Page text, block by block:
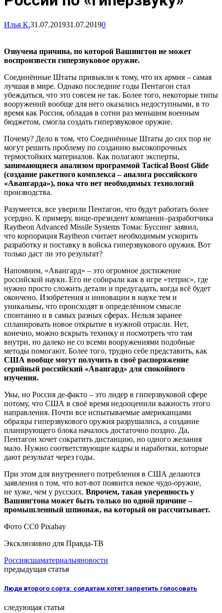
Илья К.31.07.201931.07.20190
Озвучена причина, по которой Вашингтон не может
воспроизвести гиперзвуковое оружие.
Соединённые Штаты привыкли к тому, что их армия – самая
лучшая в мире. Однако последние годы Пентагон стал
убеждаться, что это совсем не так. Более того, некоторые типы
вооружений вообще для него оказались недоступными, в то
время как Россия, обладая в сотни раз меньшим военным
бюджетом, смогла создать гиперзвуковое оружие.
Почему? Дело в том, что Соединённые Штаты до сих пор не
могут решить проблему по созданию высокопрочных
термостойких материалов. Как полагают эксперты,
занимающиеся анализом программой Tactical Boost Glide
(создание ракетного комплекса – аналога российского
«Авангарда»), пока что нет необходимых технологий
производства.
Разумеется, все уверили Пентагон, что будут работать более
усердно. К примеру, вице-президент компании–разработчика
Raytheon Advanced Missile Systems Томас Буссинг заявил,
что корпорация Raytheon считает необходимым ускорить
разработку и поставку в войска гиперзвукового оружия. Вот
только даст ли это результат?
Напомним, «Авангард» – это огромное достижение
российской науки. Его не собирали как в игре «тетрис», где
нужно просто сложить детали и предугадать, когда всё будет
окончено. Изобретения и инновации в науке тем и
уникальны, что происходят в определённом смысле
спонтанно и в самых разных сферах. Нельзя заранее
спланировать новое открытие в нужной отрасли. Нет,
конечно, можно вскрыть технику и посмотреть что там
внутри, но далеко не со всеми вооружениями подобные
методы помогают. Более того, трудно себе представить, как
США вообще могут получить в своё распоряжение
серийный российский «Авангард» для спокойного
изучения.
Увы, но Россия де-факто – это лидер в гиперзвуковой сфере
потому, что США в своё время недооценили важность этого
направления. Почти все испытываемые американцами
образцы гиперзвукового оружия разрушались, а создание
планирующего блока началось достаточно поздно. Да,
Пентагон хочет сократить дистанцию, но одного желания
мало. Нужно соответствующие кадры и наработки, которые
дают результат через годы.
При этом для внутреннего потребления в США делаются
заявления о том, что вот-вот появится некое чудо-оружие,
не хуже, чем у русских. Впрочем, такая уверенность у
Вашингтона может быть только по одной причине –
промышленный шпионаж, на который он рассчитывает.
Фото СС0 Pixabay
Эксклюзивно для Правда-ТВ
Россиясшаматериалыяновости
предыдущая статья
Люди второго сорта: солдатам хотят запретить голосовать
следующая статья